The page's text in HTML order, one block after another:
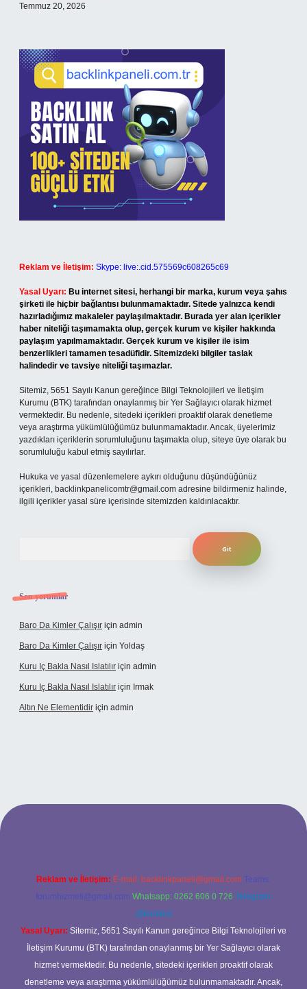
Temmuz 20, 2026
Reklam ve İletişim: Skype: live:.cid.575569c608265c69
Yasal Uyarı: Bu internet sitesi, herhangi bir marka, kurum veya şahıs
şirketi ile hiçbir bağlantısı bulunmamaktadır. Sitede yalnızca kendi
hazırladığımız makaleler paylaşılmaktadır. Burada yer alan içerikler
haber niteliği taşımamakta olup, gerçek kurum ve kişiler hakkında
paylaşım yapılmamaktadır. Gerçek kurum ve kişiler ile isim
benzerlikleri tamamen tesadüfidir. Sitemizdeki bilgiler taslak
halindedir ve tavsiye niteliği taşımazlar.
Sitemiz, 5651 Sayılı Kanun gereğince Bilgi Teknolojileri ve İletişim
Kurumu (BTK) tarafından onaylanmış bir Yer Sağlayıcı olarak hizmet
vermektedir. Bu nedenle, sitedeki içerikleri proaktif olarak denetleme
veya araştırma yükümlülüğümüz bulunmamaktadır. Ancak, üyelerimiz
yazdıkları içeriklerin sorumluluğunu taşımakta olup, siteye üye olarak bu
sorumluluğu kabul etmiş sayılırlar.
Hukuka ve yasal düzenlemelere aykırı olduğunu düşündüğünüz
içerikleri, backlinkpanelicomtr@gmail.com adresine bildirmeniz halinde,
ilgili içerikler yasal süre içerisinde sitemizden kaldırılacaktır.
Son yorumlar
Baro Da Kimler Çalışır için admin
Baro Da Kimler Çalışır için Yoldaş
Kuru Iç Bakla Nasıl Islatılır için admin
Kuru Iç Bakla Nasıl Islatılır için Irmak
Altın Ne Elementidir için admin
güncel giriş
Reklam ve İletişim: E-mail: backlinkpaneli@gmail.com Teams:
forumhizmeti@gmail.com Whatsapp: 0262 606 0 726 Telegram:
@karabul
Yasal Uyarı: Sitemiz, 5651 Sayılı Kanun gereğince Bilgi Teknolojileri ve
İletişim Kurumu (BTK) tarafından onaylanmış bir Yer Sağlayıcı olarak
hizmet vermektedir. Bu nedenle, sitedeki içerikleri proaktif olarak
denetleme veya araştırma yükümlülüğümüz bulunmamaktadır. Ancak,